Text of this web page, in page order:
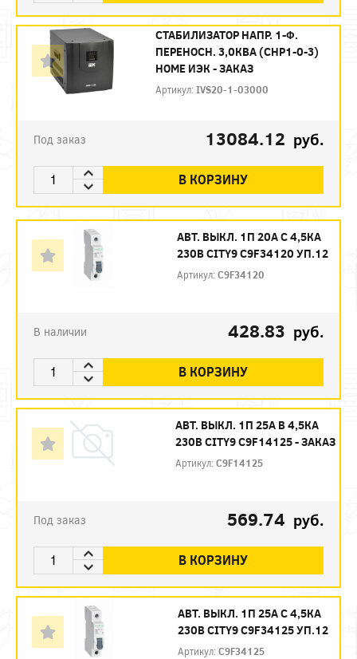
СТАБИЛИЗАТОР НАПР. 1-Ф.
ПЕРЕНОСН. 3,0КВA (СНР1-0-3)
HOME ИЭК - ЗАКАЗ
Артикул:IVS20-1-03000
Под заказ 13084.12 руб.
В КОРЗИНУ
АВТ. ВЫКЛ. 1П 20А С 4,5КА
230В CITY9 C9F34120 УП.12
Артикул:C9F34120
В наличии 428.83 руб.
В КОРЗИНУ
АВТ. ВЫКЛ. 1П 25А B 4,5КА
230В CITY9 C9F14125 - ЗАКАЗ
Артикул:C9F14125
Под заказ 569.74 руб.
В КОРЗИНУ
АВТ. ВЫКЛ. 1П 25А С 4,5КА
230В CITY9 C9F34125 УП.12
Артикул:C9F34125